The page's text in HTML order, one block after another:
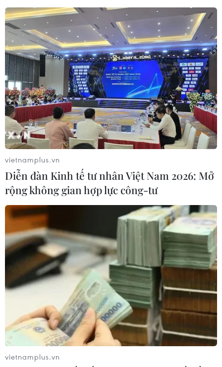
Người dân vùng ngập lụt tranh thủ dọn dẹp khi nước đã rút.
(Ảnh: Chu Hiệu/TTXVN)
(TTXVN/Vietnam+)
#Cao Bằng #lũ lụt #dọn dẹp hậu quả
#người dân
#đường phố
#rác thải
#công tác vệ sinh
Cao Bằng
Theo dõi VietnamPlus
vietnamplus.vn
Diễn đàn Kinh tế tư nhân Việt Nam 2026: Mở
rộng không gian hợp lực công-tư
vietnamplus.vn